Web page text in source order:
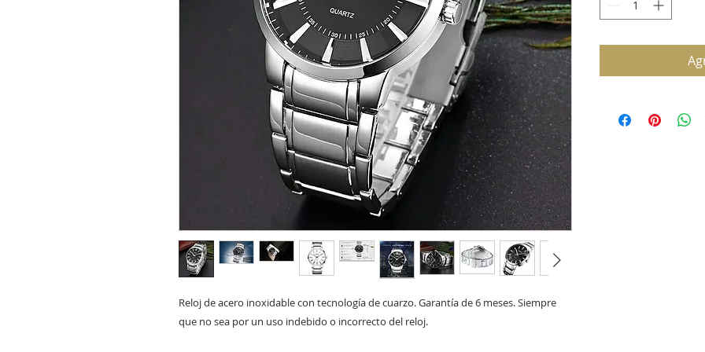
Reloj de acero inoxidable con tecnología de cuarzo. Garantía de 6 meses. Siempre
que no sea por un uso indebido o incorrecto del reloj.